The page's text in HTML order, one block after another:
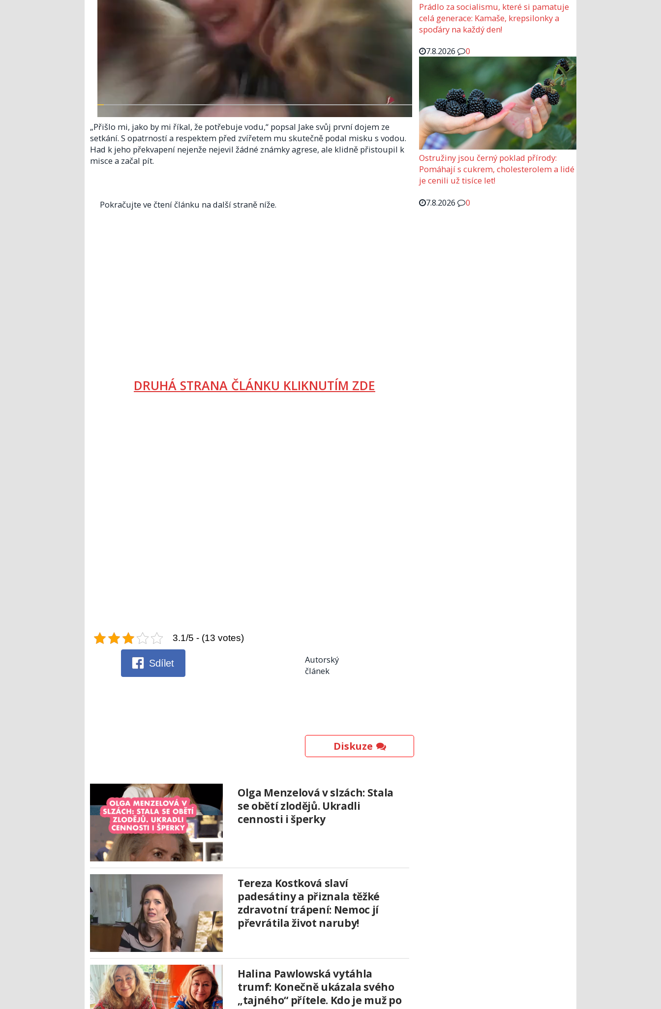
„Přišlo mi, jako by mi říkal, že potřebuje vodu,“ popsal Jake svůj první dojem ze
setkání. S opatrností a respektem před zvířetem mu skutečně podal misku s vodou.
Had k jeho překvapení nejenže nejevil žádné známky agrese, ale klidně přistoupil k
misce a začal pít.
Pokračujte ve čtení článku na další straně níže.
DRUHÁ STRANA ČLÁNKU KLIKNUTÍM ZDE
3.1/5 - (13 votes)
Sdílet
Autorský
článek
Diskuze
Olga Menzelová v slzách: Stala
se obětí zlodějů. Ukradli
cennosti i šperky
Tereza Kostková slaví
padesátiny a přiznala těžké
zdravotní trápení: Nemoc jí
převrátila život naruby!
Halina Pawlowská vytáhla
trumf: Konečně ukázala svého
„tajného“ přítele. Kdo je muž po
Prádlo za socialismu, které si pamatuje
celá generace: Kamaše, krepsilonky a
spoďáry na každý den!
7.8.2026
0
Ostružiny jsou černý poklad přírody:
Pomáhají s cukrem, cholesterolem a lidé
je cenili už tisíce let!
7.8.2026
0